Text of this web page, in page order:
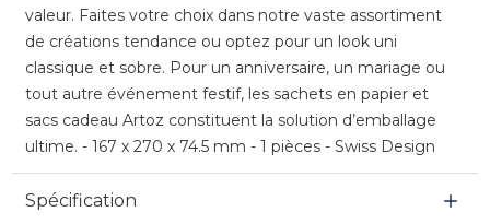
valeur. Faites votre choix dans notre vaste assortiment
de créations tendance ou optez pour un look uni
classique et sobre. Pour un anniversaire, un mariage ou
tout autre événement festif, les sachets en papier et
sacs cadeau Artoz constituent la solution d’emballage
ultime. - 167 x 270 x 74.5 mm - 1 pièces - Swiss Design
Spécification